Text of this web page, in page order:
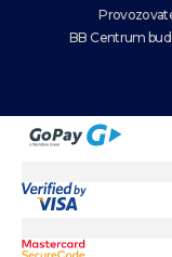
BB Centrum